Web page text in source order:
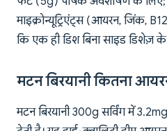
माइक्रोन्यूट्रिएंट्स (आयरन, जिंक,
कि एक ही डिश बिना साइड डिशेज़ के
मटन बिरयानी कितना
मटन बिरयानी 300g सर्विंग में